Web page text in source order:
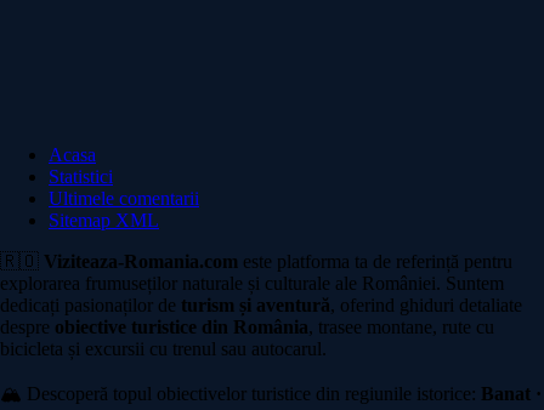
Acasa
Statistici
Ultimele comentarii
Sitemap XML
🇷🇴 Viziteaza-Romania.com este platforma ta de referință pentru
explorarea frumuseților naturale și culturale ale României. Suntem
dedicați pasionaților de turism și aventură, oferind ghiduri detaliate
despre obiective turistice din România, trasee montane, rute cu
bicicleta și excursii cu trenul sau autocarul.
🏔️ Descoperă topul obiectivelor turistice din regiunile istorice: Banat ·